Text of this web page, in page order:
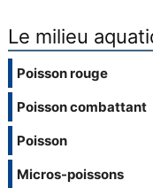
Le milieu
Poisson rouge
Poisson combattant
Poisson
Micros-poissons